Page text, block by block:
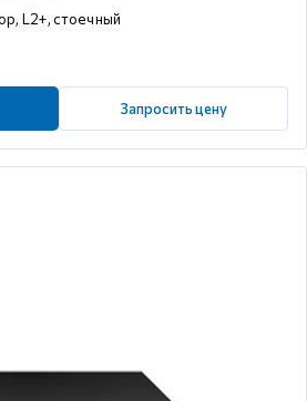
L2+, стоечный
Запросить цену